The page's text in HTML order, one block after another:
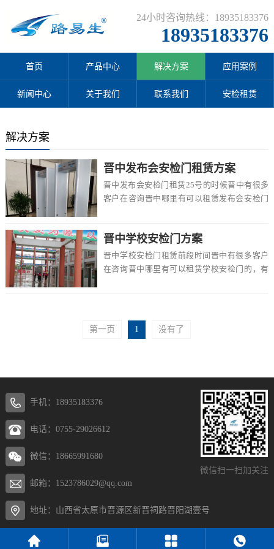
24小时咨询热线：18935183376
18935183376
首页 产品中心 解决方案 应用案例
新闻中心 关于我们 联系我们 安检租赁
解决方案
晋中发布会安检门租赁方案
晋中发布会安检门租赁25号的时候晋中有很多
客户在咨询晋中哪里有可以租赁发布会安检门
晋中学校安检门方案
晋中学校安检门租赁前段时间晋中有很多客户
在咨询晋中哪里有可以租赁学校安检门的，有
第一页 1 没有了
微信扫一扫加关注
手机：18935183376
电话：0755-29026612
微信：18665991680
邮箱：1523786029@qq.com
地址：山西省太原市晋源区新晋祠路晋阳湖壹号